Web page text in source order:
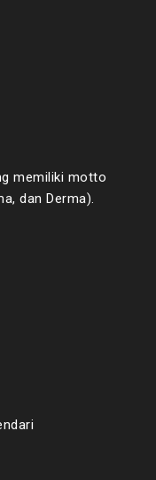
memiliki motto
dan Derma).